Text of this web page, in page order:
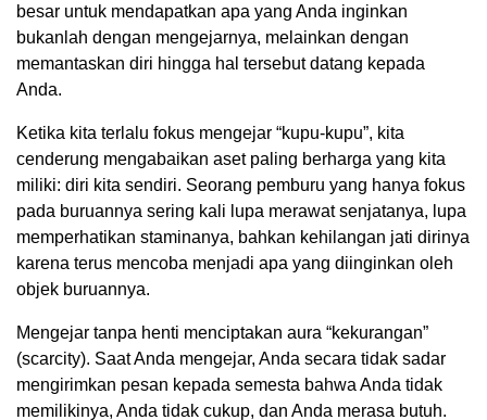
besar untuk mendapatkan apa yang Anda inginkan
bukanlah dengan mengejarnya, melainkan dengan
memantaskan diri hingga hal tersebut datang kepada
Anda.
Ketika kita terlalu fokus mengejar “kupu-kupu”, kita
cenderung mengabaikan aset paling berharga yang kita
miliki: diri kita sendiri. Seorang pemburu yang hanya fokus
pada buruannya sering kali lupa merawat senjatanya, lupa
memperhatikan staminanya, bahkan kehilangan jati dirinya
karena terus mencoba menjadi apa yang diinginkan oleh
objek buruannya.
Mengejar tanpa henti menciptakan aura “kekurangan”
(scarcity). Saat Anda mengejar, Anda secara tidak sadar
mengirimkan pesan kepada semesta bahwa Anda tidak
memilikinya, Anda tidak cukup, dan Anda merasa butuh.